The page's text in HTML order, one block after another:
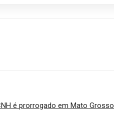
é prorrogado em Mato Grosso